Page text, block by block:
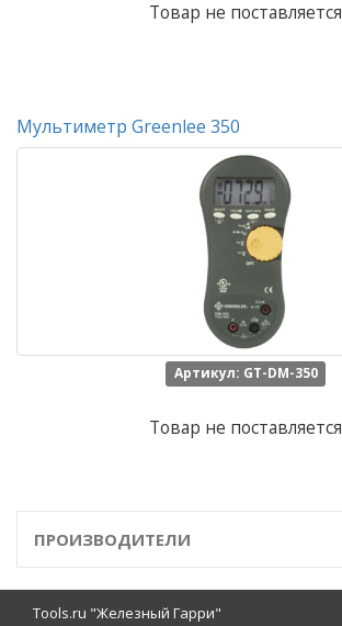
Товар не поставляется
Мультиметр Greenlee 350
Артикул: GT-DM-350
Товар не поставляется
ПРОИЗВОДИТЕЛИ
Tools.ru "Железный Гарри"